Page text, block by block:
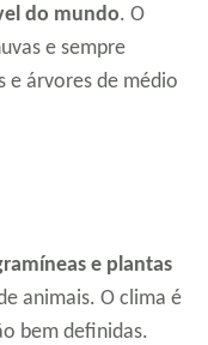
do mundo. O
e sempre
e árvores de médio
e plantas
animais. O clima é
bem definidas.